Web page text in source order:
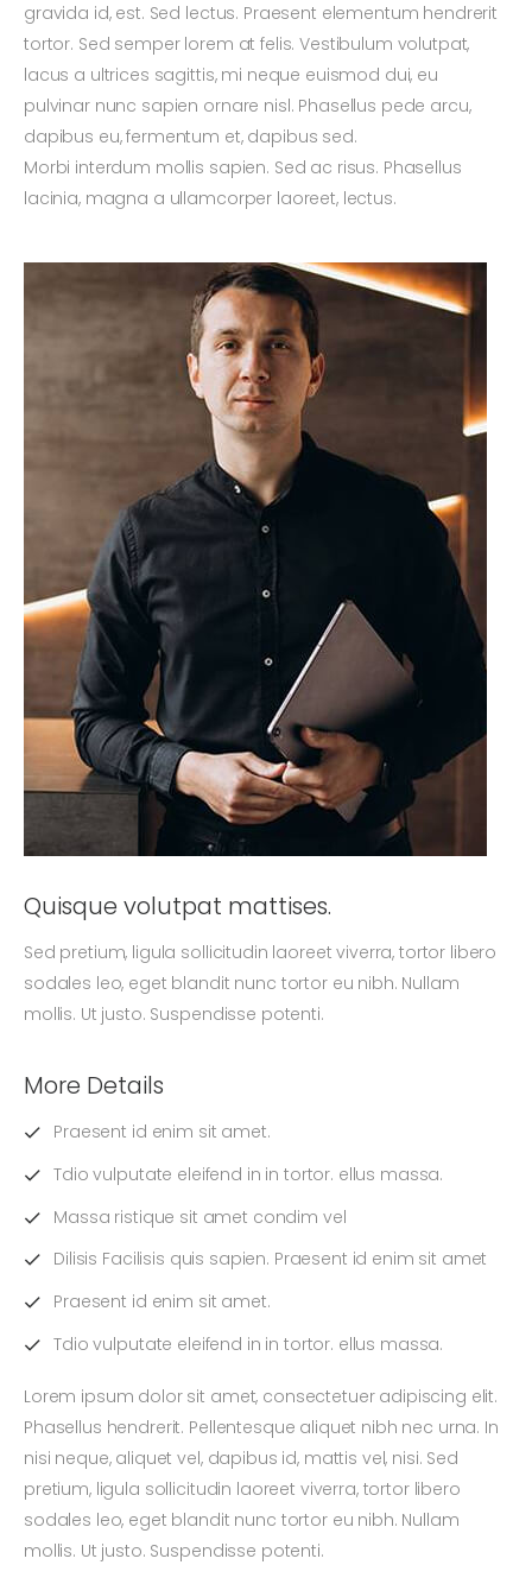
gravida id, est. Sed lectus. Praesent elementum hendrerit
tortor. Sed semper lorem at felis. Vestibulum volutpat,
lacus a ultrices sagittis, mi neque euismod dui, eu
pulvinar nunc sapien ornare nisl. Phasellus pede arcu,
dapibus eu, fermentum et, dapibus sed.
Morbi interdum mollis sapien. Sed ac risus. Phasellus
lacinia, magna a ullamcorper laoreet, lectus.
Quisque volutpat mattises.
Sed pretium, ligula sollicitudin laoreet viverra, tortor libero
sodales leo, eget blandit nunc tortor eu nibh. Nullam
mollis. Ut justo. Suspendisse potenti.
More Details
Praesent id enim sit amet.
Tdio vulputate eleifend in in tortor. ellus massa.
Massa ristique sit amet condim vel
Dilisis Facilisis quis sapien. Praesent id enim sit amet
Praesent id enim sit amet.
Tdio vulputate eleifend in in tortor. ellus massa.
Lorem ipsum dolor sit amet, consectetuer adipiscing elit.
Phasellus hendrerit. Pellentesque aliquet nibh nec urna. In
nisi neque, aliquet vel, dapibus id, mattis vel, nisi. Sed
pretium, ligula sollicitudin laoreet viverra, tortor libero
sodales leo, eget blandit nunc tortor eu nibh. Nullam
mollis. Ut justo. Suspendisse potenti.